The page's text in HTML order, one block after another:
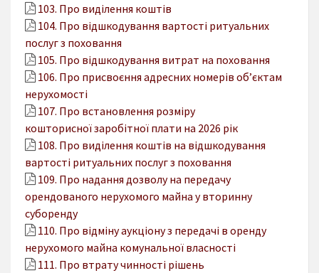
103. Про виділення коштів
104. Про відшкодування вартості ритуальних
послуг з поховання
105. Про відшкодування витрат на поховання
106. Про присвоєння адресних номерів об’єктам
нерухомості
107. Про встановлення розміру
кошторисної заробітної плати на 2026 рік
108. Про виділення коштів на відшкодування
вартості ритуальних послуг з поховання
109. Про надання дозволу на передачу
орендованого нерухомого майна у вторинну
суборенду
110. Про відміну аукціону з передачі в оренду
нерухомого майна комунальної власності
111. Про втрату чинності рішень